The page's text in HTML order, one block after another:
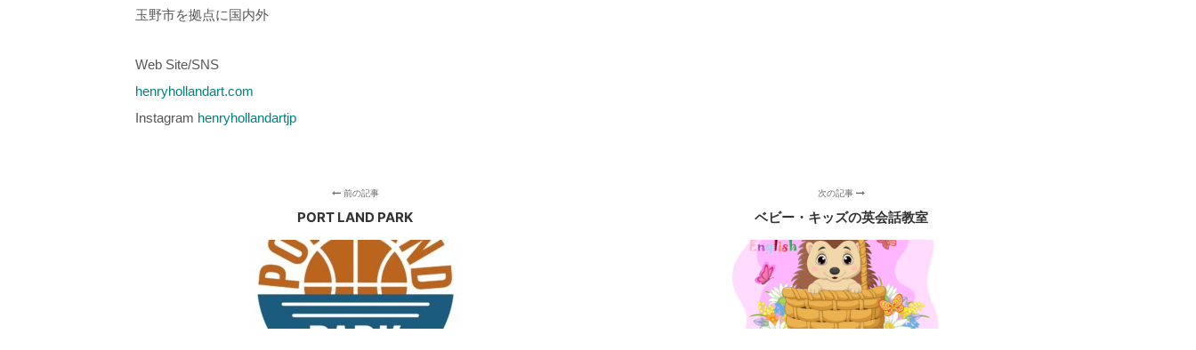
玉野市を拠点に国内外
Web Site/SNS
henryhollandart.com
Instagram henryhollandartjp
前の記事
PORT LAND PARK
次の記事
ベビー・キッズの英会話教室